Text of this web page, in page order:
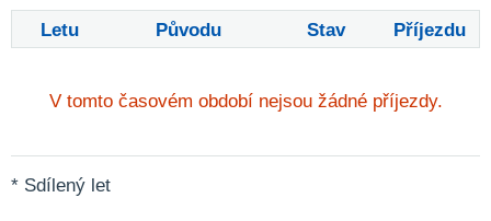
Letu Původu Stav Příjezdu
V tomto časovém období nejsou žádné příjezdy.
* Sdílený let